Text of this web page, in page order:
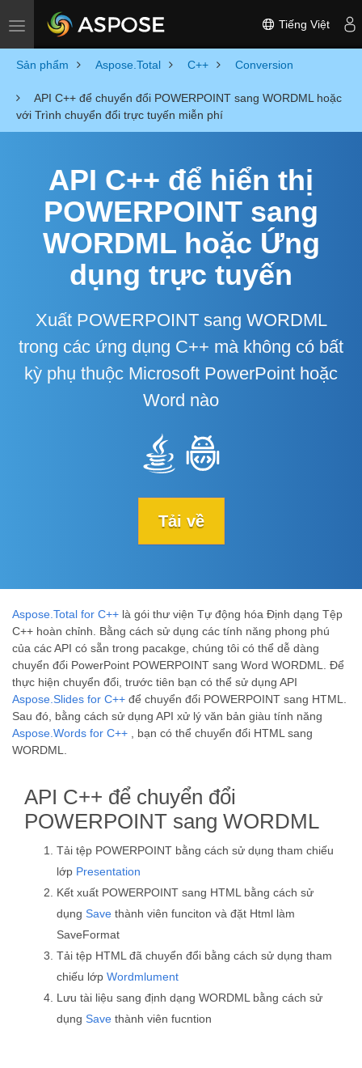
Toggle navigation Tiếng Việt
Sản phẩm Aspose.Total C++ Conversion
API C++ để chuyển đổi POWERPOINT sang WORDML hoặc
với Trình chuyển đổi trực tuyến miễn phí
API C++ để hiển thị
POWERPOINT sang
WORDML hoặc Ứng
dụng trực tuyến
Xuất POWERPOINT sang WORDML
trong các ứng dụng C++ mà không có bất
kỳ phụ thuộc Microsoft PowerPoint hoặc
Word nào
Tải về
Aspose.Total for C++ là gói thư viện Tự động hóa Định dạng Tệp
C++ hoàn chỉnh. Bằng cách sử dụng các tính năng phong phú
của các API có sẵn trong pacakge, chúng tôi có thể dễ dàng
chuyển đổi PowerPoint POWERPOINT sang Word WORDML. Để
thực hiện chuyển đổi, trước tiên bạn có thể sử dụng API
Aspose.Slides for C++ để chuyển đổi POWERPOINT sang HTML.
Sau đó, bằng cách sử dụng API xử lý văn bản giàu tính năng
Aspose.Words for C++ , bạn có thể chuyển đổi HTML sang
WORDML.
API C++ để chuyển đổi
POWERPOINT sang WORDML
Tải tệp POWERPOINT bằng cách sử dụng tham chiếu
lớp Presentation
Kết xuất POWERPOINT sang HTML bằng cách sử
dụng Save thành viên funciton và đặt Html làm
SaveFormat
Tải tệp HTML đã chuyển đổi bằng cách sử dụng tham
chiếu lớp Wordmlument
Lưu tài liệu sang định dạng WORDML bằng cách sử
dụng Save thành viên fucntion